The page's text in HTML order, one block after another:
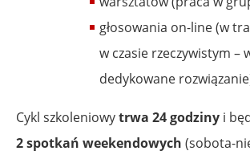
głosowania on-line (w
w czasie rzeczywistym –
dedykowane
Cykl szkoleniowytrwa 24 godziny i
2 spotkań weekendowych (sobota-